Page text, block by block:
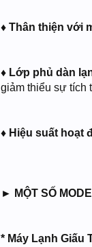
♦ Thân thiện với
♦ Lớp phủ dàn
giảm thiểu sự tích
♦ Hiệu suất hoạt
► MỘT SỐ
* Máy Lạnh Giấu